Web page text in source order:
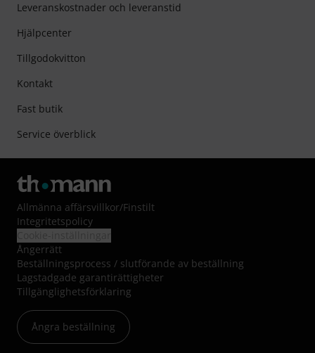
Leveranskostnader och leveranstid
Hjälpcenter
Tillgodokvitton
Kontakt
Fast butik
Service överblick
Allmänna affärsvillkor/Finstilt
Integritetspolicy
Ångerrätt
Beställningsprocess / slutförande av beställning
Lagstadgade garantirättigheter
Tillgänglighetsförklaring
Ångra beställning